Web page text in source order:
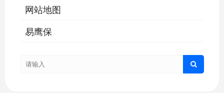
网站地图
易鹰保